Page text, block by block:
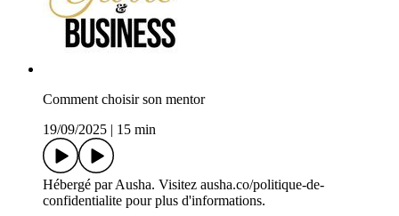
Comment choisir son mentor
19/09/2025
15 min
Hébergé par Ausha. Visitez ausha.co/politique-de-
confidentialite pour plus d'informations.